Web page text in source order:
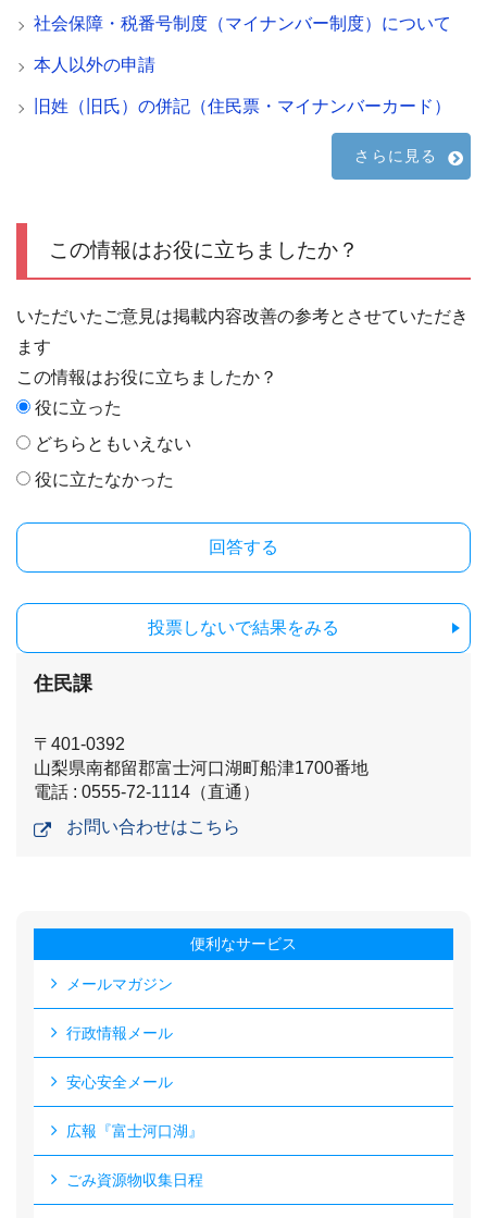
社会保障・税番号制度（マイナンバー制度）について
本人以外の申請
旧姓（旧氏）の併記（住民票・マイナンバーカード）
さらに見る
この情報はお役に立ちましたか？
いただいたご意見は掲載内容改善の参考とさせていただき
ます
この情報はお役に立ちましたか？
役に立った
どちらともいえない
役に立たなかった
投票しないで結果をみる
住民課
〒401-0392
山梨県南都留郡富士河口湖町船津1700番地
電話 : 0555-72-1114（直通）
お問い合わせはこちら
便利なサービス
メールマガジン
行政情報メール
安心安全メール
広報『富士河口湖』
ごみ資源物収集日程